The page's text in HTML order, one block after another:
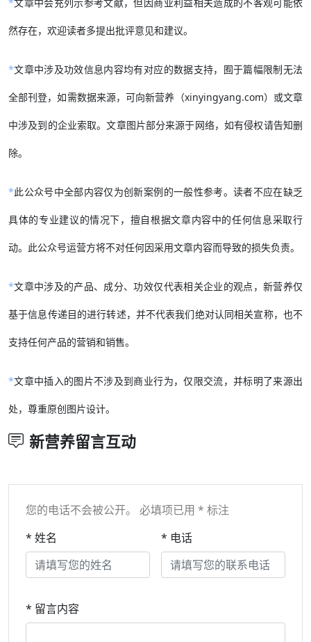
然存在，欢迎读者多提出批评意见和建议。
*文章中涉及功效信息内容均有对应的数据支持，囿于篇幅限制无法
全部刊登，如需数据来源，可向新营养（xinyingyang.com）或文章
中涉及到的企业索取。文章图片部分来源于网络，如有侵权请告知删
除。
*此公众号中全部内容仅为创新案例的一般性参考。读者不应在缺乏
具体的专业建议的情况下，擅自根据文章内容中的任何信息采取行
动。此公众号运营方将不对任何因采用文章内容而导致的损失负责。
*文章中涉及的产品、成分、功效仅代表相关企业的观点，新营养仅
基于信息传递目的进行转述，并不代表我们绝对认同相关宣称，也不
支持任何产品的营销和销售。
*文章中插入的图片不涉及到商业行为，仅限交流，并标明了来源出
处，尊重原创图片设计。
新营养留言互动
您的电话不会被公开。 必填项已用 * 标注
* 姓名
* 电话
* 留言内容